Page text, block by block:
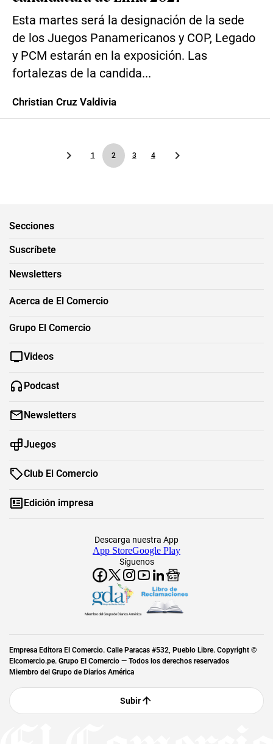
Esta martes será la designación de la sede
de los Juegos Panamericanos y COP, Legado
y PCM estarán en la exposición. Las
fortalezas de la candida...
Christian Cruz Valdivia
1 2 3 4
Secciones
Suscríbete
Newsletters
Acerca de El Comercio
Grupo El Comercio
Videos
Podcast
Newsletters
Juegos
Club El Comercio
Edición impresa
Síguenos
Descarga nuestra App
App StoreGoogle Play
Miembro del Grupo de Diarios América
Empresa Editora El Comercio. Calle Paracas #532, Pueblo Libre. Copyright ©
Elcomercio.pe. Grupo El Comercio — Todos los derechos reservados
Miembro del Grupo de Diarios América
Subir